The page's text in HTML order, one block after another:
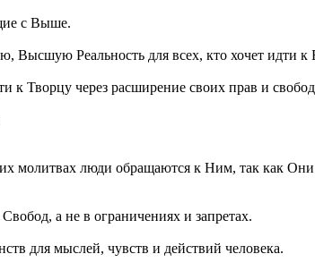
с Выше.
Высшую Реальность для всех, кто хочет идти к
к Творцу через расширение своих прав и
молитвах люди обращаются к Ним, так как
а не в ограничениях и запретах.
для мыслей, чувств и действий человека.